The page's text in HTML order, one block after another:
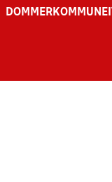
DOMMER KOMMUNE